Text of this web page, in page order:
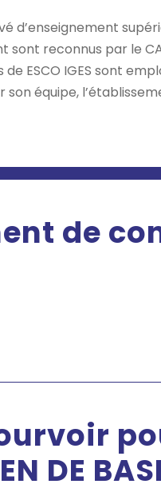
d’enseignement
sont reconnus par le
ESCO IGES sont
équipe,
de
DE